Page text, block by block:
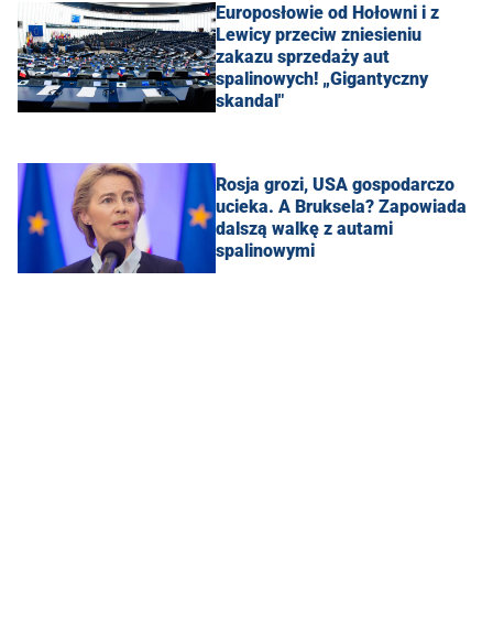
Europosłowie od Hołowni i z
Lewicy przeciw zniesieniu
zakazu sprzedaży aut
spalinowych! „Gigantyczny
skandal"
Rosja grozi, USA gospodarczo
ucieka. A Bruksela? Zapowiada
dalszą walkę z autami
spalinowymi